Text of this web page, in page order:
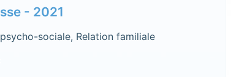
- 2021
sociale, Relation familiale